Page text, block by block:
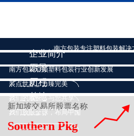
南方包装专注塑料包装解决
企业简介
南方包装引领塑料包装行业创新发展
了解更多
愿景
装点世界，力臻完美
了解更多
历程
我们的成长，与您共享
了解更多
基地
我们放眼全球，布局中国
了解更多
新加坡交易所股票名称
Southern Pkg